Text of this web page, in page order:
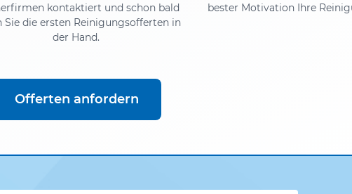
kontaktiert und schon bald
Sie die ersten Reinigungsofferten in
der Hand.
bester Motivation Ihre
Offerten anfordern